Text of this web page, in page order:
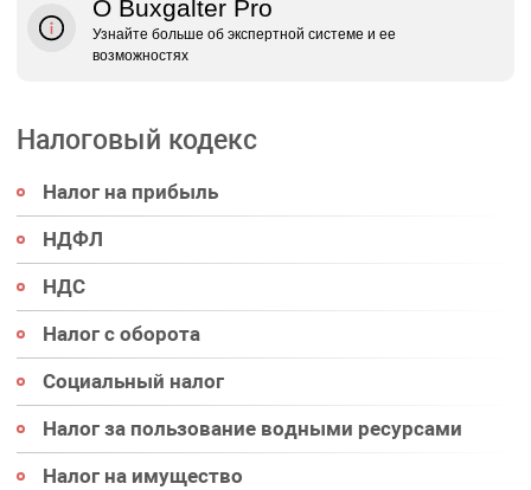
О Buxgalter Pro
Узнайте больше об экспертной системе и ее
возможностях
Налоговый кодекс
Налог на прибыль
НДФЛ
НДС
Налог с оборота
Социальный налог
Налог за пользование водными ресурсами
Налог на имущество